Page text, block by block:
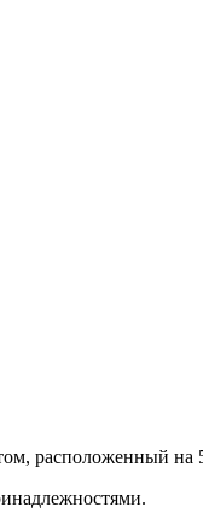
расположенный